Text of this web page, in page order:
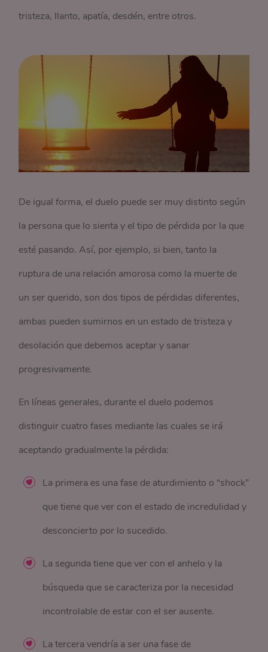
tristeza, llanto, apatía, desdén, entre otros.
De igual forma, el duelo puede ser muy distinto según
la persona que lo sienta y el tipo de pérdida por la que
esté pasando. Así, por ejemplo, si bien, tanto la
ruptura de una relación amorosa como la muerte de
un ser querido, son dos tipos de pérdidas diferentes,
ambas pueden sumirnos en un estado de tristeza y
desolación que debemos aceptar y sanar
progresivamente.
En líneas generales, durante el duelo podemos
distinguir cuatro fases mediante las cuales se irá
aceptando gradualmente la pérdida:
La primera es una fase de aturdimiento o “shock”
que tiene que ver con el estado de incredulidad y
desconcierto por lo sucedido.
La segunda tiene que ver con el anhelo y la
búsqueda que se caracteriza por la necesidad
incontrolable de estar con el ser ausente.
La tercera vendría a ser una fase de